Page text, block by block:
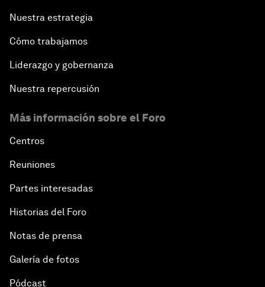
Nuestra estrategia
Cómo trabajamos
Liderazgo y gobernanza
Nuestra repercusión
Más información sobre el Foro
Centros
Reuniones
Partes interesadas
Historias del Foro
Notas de prensa
Galería de fotos
Pódcast